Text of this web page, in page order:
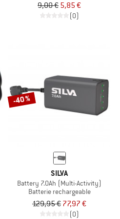
9,00 € 5,85 €
(0)
-40 %
SILVA
Battery 7.0Ah (Multi-Activity)
Batterie rechargeable
129,95 € 77,97 €
(0)